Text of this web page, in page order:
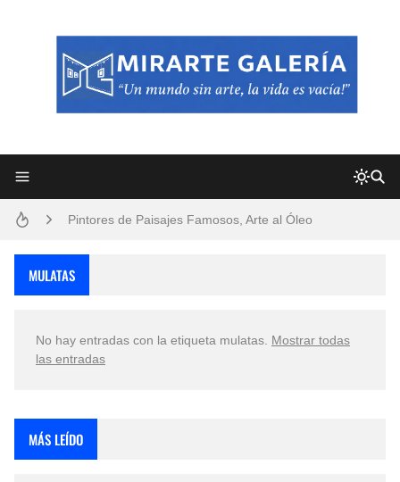
Pintores de Paisajes Famosos, Arte al Óleo
MULATAS
No hay entradas con la etiqueta mulatas Mostrar todas
las entradas
MÁS LEÍDO